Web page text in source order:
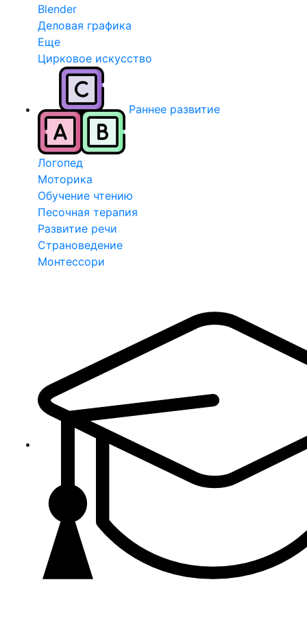
Blender
Деловая графика
Еще
Цирковое искусство
Раннее развитие
Логопед
Моторика
Обучение чтению
Песочная терапия
Развитие речи
Страноведение
Монтессори